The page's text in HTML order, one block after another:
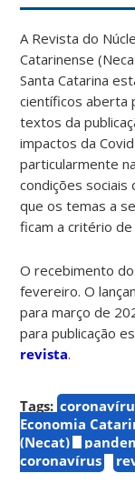
A Revista do
Catarinense
Santa Catarina
científicos aberta
textos da
impactos da
particularmente
condições sociais
que os temas a
ficam a critério de
O recebimento
fevereiro. O
para março de
para publicação
revista.
Tags:
Economia
(Necat)
coronavírus